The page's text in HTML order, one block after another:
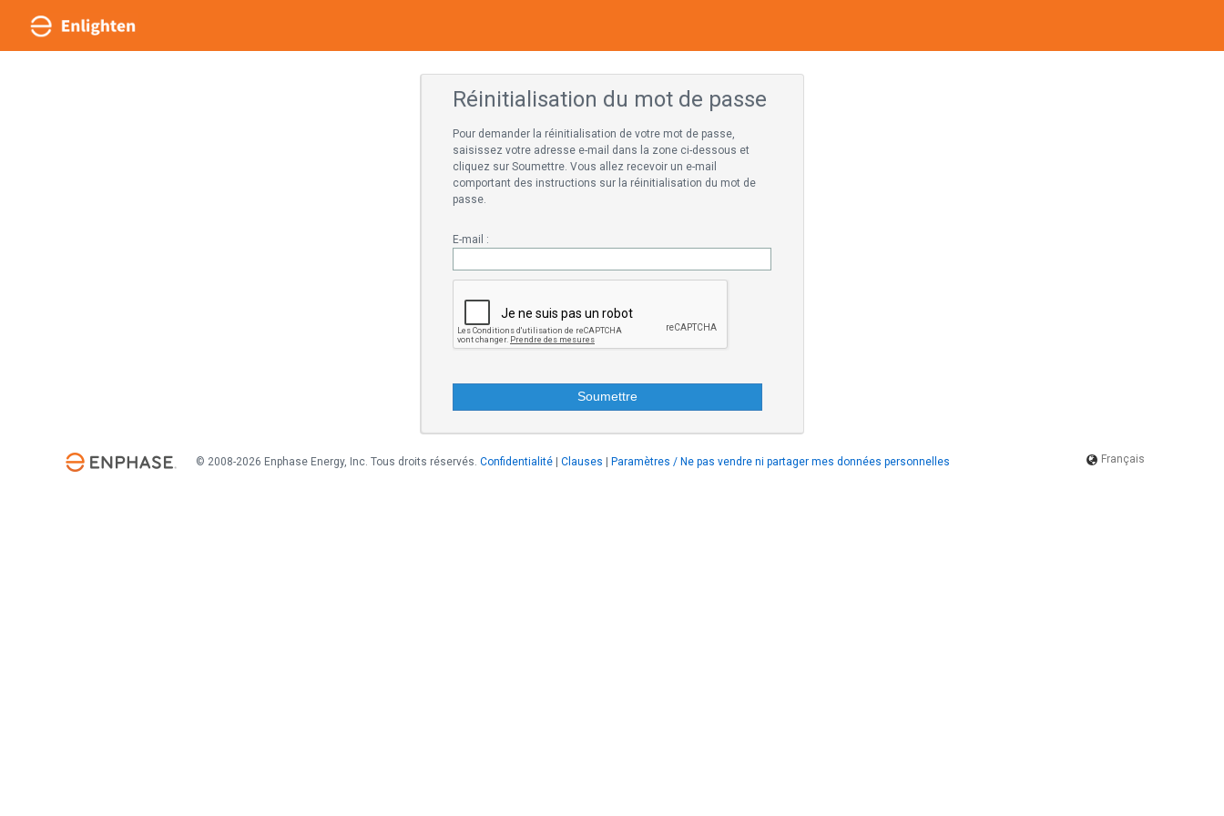
Réinitialisation du mot de passe
Pour demander la réinitialisation de votre mot de passe,
saisissez votre adresse e-mail dans la zone ci-dessous et
cliquez sur Soumettre. Vous allez recevoir un e-mail
comportant des instructions sur la réinitialisation du mot de
passe.
E-mail :
© 2008-2026 Enphase Energy, Inc. Tous droits réservés. Confidentialité Clauses Paramètres / Ne pas vendre ni partager mes données personnelles Français